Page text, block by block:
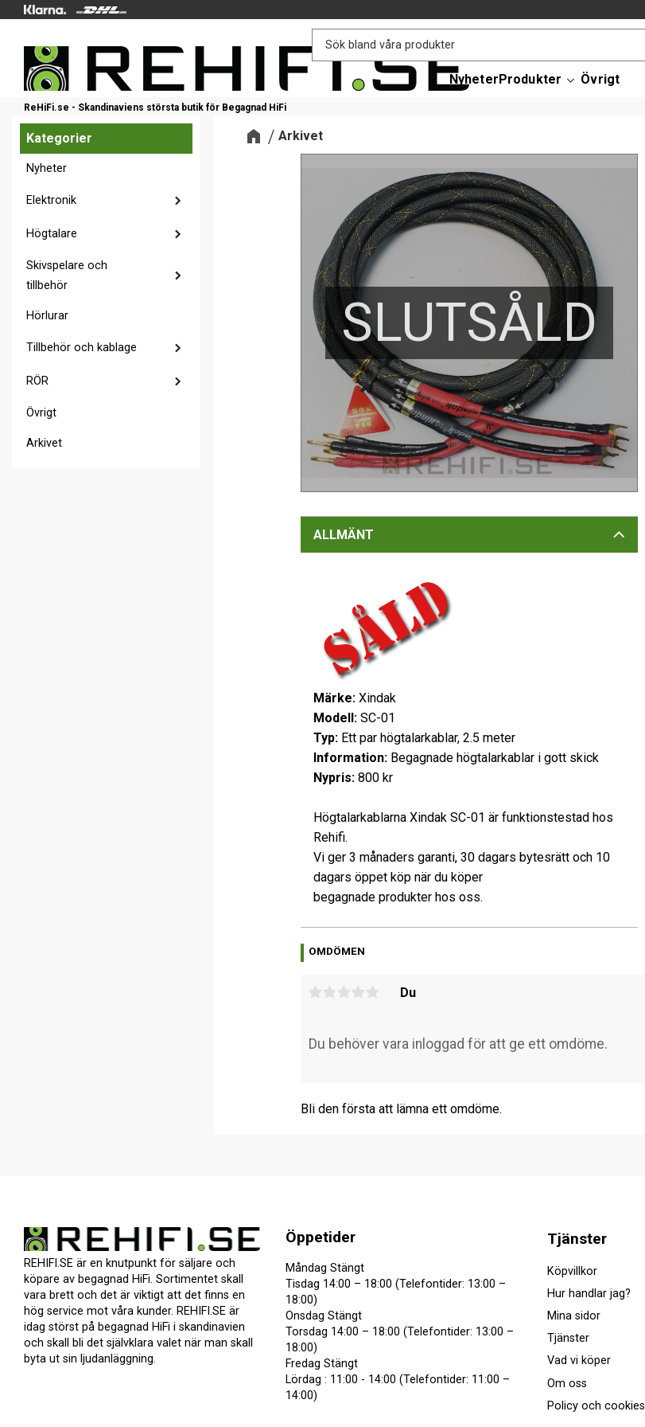
ReHiFi.se - Skandinaviens största butik för Begagnad HiFi
NyheterProdukter Övrigt
Arkivet
SLUTSÅLD
ALLMÄNT
Märke:Xindak
Modell:SC-01
Typ:Ett par högtalarkablar, 2.5 meter
Information:Begagnade högtalarkablar i gott skick
Nypris:800 kr
Högtalarkablarna Xindak SC-01 är funktionstestad hos
Rehifi.
Vi ger 3 månaders garanti, 30 dagars bytesrätt och 10
dagars öppet köp när du köper
begagnade produkter hos oss.
OMDÖMEN
Du
Bli den första att lämna ett omdöme.
Kategorier
Nyheter
Elektronik
Högtalare
Skivspelare och
tillbehör
Hörlurar
Tillbehör och kablage
RÖR
Övrigt
Arkivet
REHIFI.SE är en knutpunkt för säljare och
köpare av begagnad HiFi. Sortimentet skall
vara brett och det är viktigt att det finns en
hög service mot våra kunder. REHIFI.SE är
idag störst på begagnad HiFi i skandinavien
och skall bli det självklara valet när man skall
byta ut sin ljudanläggning.
Öppetider
Måndag Stängt
Tisdag 14:00 – 18:00 (Telefontider: 13:00 –
18:00)
Onsdag Stängt
Torsdag 14:00 – 18:00 (Telefontider: 13:00 –
18:00)
Fredag Stängt
Lördag : 11:00 - 14:00 (Telefontider: 11:00 –
14:00)
Tjänster
Köpvillkor
Hur handlar jag?
Mina sidor
Tjänster
Vad vi köper
Om oss
Policy och cookies